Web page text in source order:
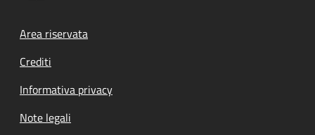
Footer menu
Area riservata
Crediti
Informativa privacy
Note legali